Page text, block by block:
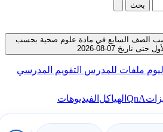
بحث
الصف السابع في مادة علوم صحية بحسب
تاريخ 07-08-2026
ملفات للمدرس التقويم المدرسي
QnAالهياكلالفيديوهات